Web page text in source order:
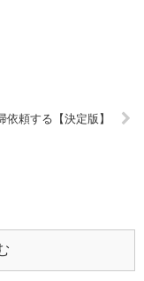
依頼する【決定版】